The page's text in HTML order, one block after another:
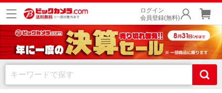
ログイン
会員登録(無料)